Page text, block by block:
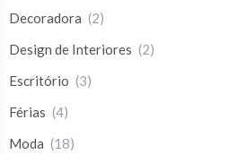
Decoradora (2)
Design de Interiores (2)
Escritório (3)
Férias (4)
Moda (18)